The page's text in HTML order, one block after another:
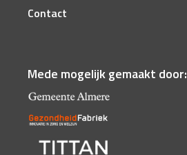
Contact
Mede mogelijk gemaakt door: